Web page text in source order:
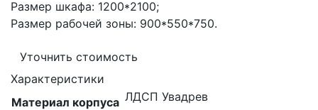
Размер шкафа: 1200*2100;
Размер рабочей зоны: 900*550*750.
Уточнить стоимость
Характеристики
Материал корпуса ЛДСП Увадрев